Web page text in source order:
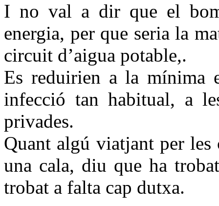
I no val a dir que el
energia, per que seria la
circuit d’aigua potable,.
Es reduirien a la mínima
infecció tan habitual, a
privades.
Quant algú viatjant per
una cala, diu que ha
trobat a falta cap dutxa.